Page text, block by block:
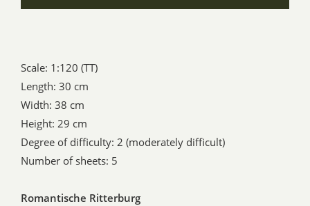
Scale: 1:120 (TT)
Length: 30 cm
Width: 38 cm
Height: 29 cm
Degree of difficulty: 2 (moderately difficult)
Number of sheets: 5
Romantische Ritterburg